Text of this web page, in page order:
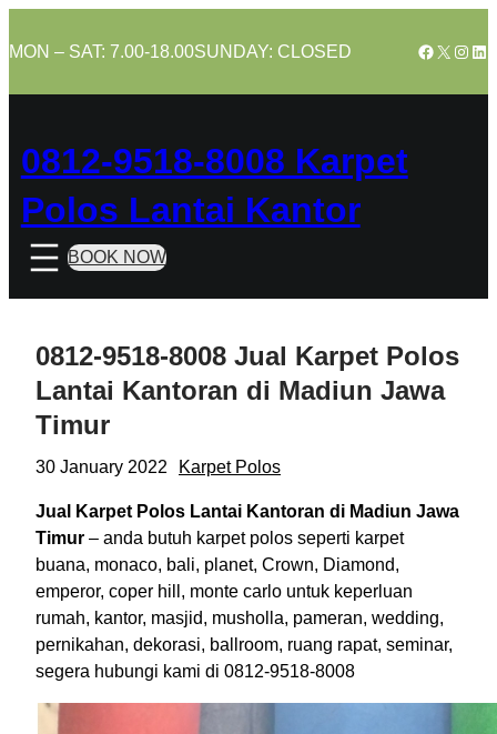
to
MON – SAT: 7.00-18.00SUNDAY: CLOSED Facebook
X
0812-9518-8008 Karpet
Polos Lantai Kantor
BOOK NOW
0812-9518-8008 Jual Karpet Polos
Lantai Kantoran di Madiun Jawa
Timur
30 January 2022 Karpet Polos
Jual Karpet Polos Lantai Kantoran di Madiun Jawa
Timur – anda butuh karpet polos seperti karpet
buana, monaco, bali, planet, Crown, Diamond,
emperor, coper hill, monte carlo untuk keperluan
rumah, kantor, masjid, musholla, pameran, wedding,
pernikahan, dekorasi, ballroom, ruang rapat, seminar,
segera hubungi kami di 0812-9518-8008